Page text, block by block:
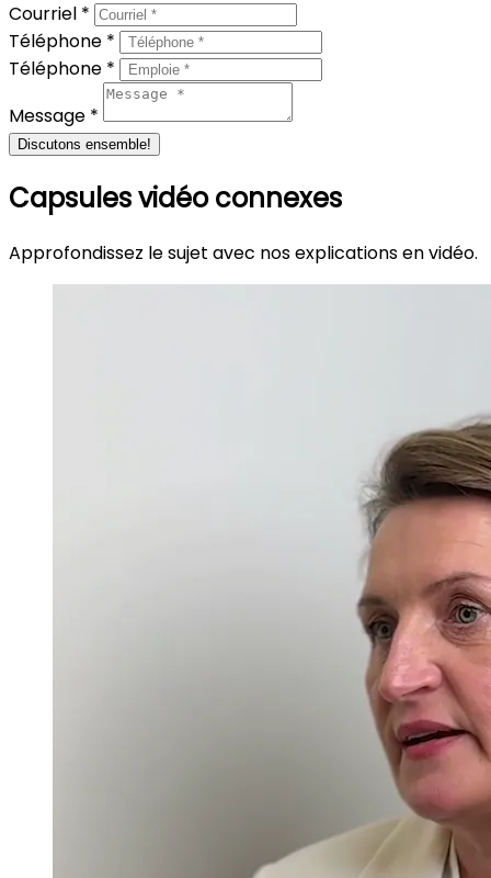
Courriel *
Téléphone *
Téléphone *
Message *
Discutons ensemble!
Capsules vidéo connexes
Approfondissez le sujet avec nos explications en vidéo.